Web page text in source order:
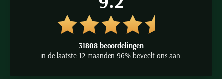
31808 beoordelingen
in de laatste 12 maanden 96% beveelt ons aan.